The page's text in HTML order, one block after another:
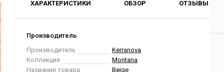
ХАРАКТЕРИСТИКИ ОБЗОР ОТЗЫВЫ
Производитель
Производитель
Kerranova
Коллекция
Montana
Название товара
Beige